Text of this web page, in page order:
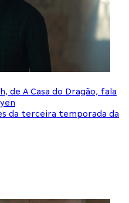
de A Casa do Dragão, fala
da terceira temporada da